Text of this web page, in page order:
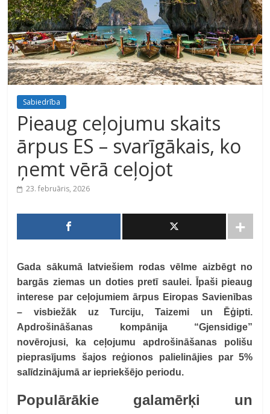
Sabiedrība
Pieaug ceļojumu skaits
ārpus ES – svarīgākais, ko
ņemt vērā ceļojot
23. februāris, 2026
Gada sākumā latviešiem rodas vēlme aizbēgt no
bargās ziemas un doties pretī saulei. Īpaši pieaug
interese par ceļojumiem ārpus Eiropas Savienības
– visbiežāk uz Turciju, Taizemi un Ēģipti.
Apdrošināšanas kompānija “Gjensidige”
novērojusi, ka ceļojumu apdrošināšanas polišu
pieprasījums šajos reģionos palielinājies par 5%
salīdzinājumā ar iepriekšējo periodu.
Populārākie galamērķi un